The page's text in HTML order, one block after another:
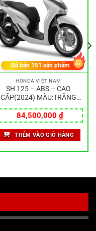
HONDA VIỆT NAM
SH 125 – ABS – CAO
CẤP(2024) MÀU:TRẮNG
84,500,000 ₫
Đã bán 151 sản phẩm
THÊM VÀO GIỎ HÀNG